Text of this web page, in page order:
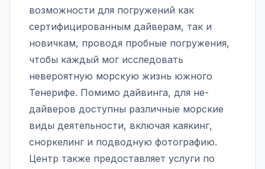
возможности для погружений как
сертифицированным дайверам, так и
новичкам, проводя пробные погружения,
чтобы каждый мог исследовать
невероятную морскую жизнь южного
Тенерифе. Помимо дайвинга, для не-
дайверов доступны различные морские
виды деятельности, включая каякинг,
сноркелинг и подводную фотографию.
Центр также предоставляет услуги по